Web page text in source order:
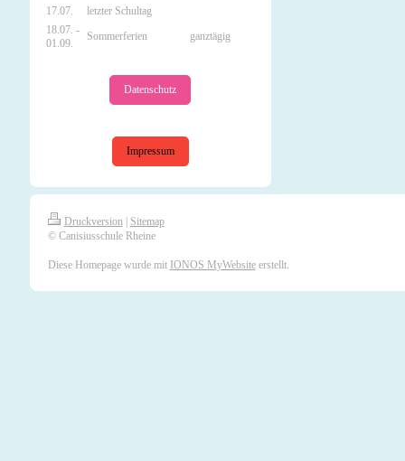
17.07.
letzter Schultag
18.07. -
01.09.
Sommerferien ganztägig
Datenschutz
Impressum
Druckversion
Sitemap
© Canisiusschule Rheine
Diese Homepage wurde mit IONOS MyWebsiteerstellt.